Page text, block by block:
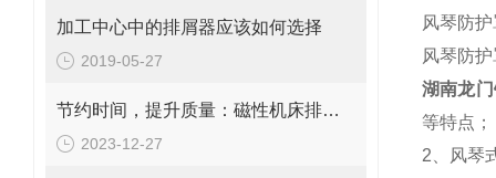
加工中心中的排屑器应该如何选择
2019-05-27
节约时间，提升质量：磁性机床排屑机在加工中的重要作用
2023-12-27
风琴防
风琴防
湖南龙
等特点；
2、风琴